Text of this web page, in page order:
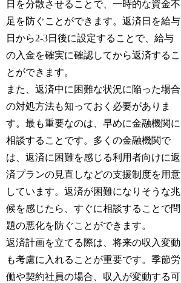
日を分散させることで、一時的な資金不
足を防ぐことができます。返済日を給与
日から2-3日後に設定することで、給与
の入金を確実に確認してから返済するこ
とができます。
また、返済中に困難な状況に陥った場合
の対処方法も知っておく必要がありま
す。最も重要なのは、早めに金融機関に
相談することです。多くの金融機関で
は、返済に困難を感じる利用者向けに返
済プランの見直しなどの支援制度を用意
しています。返済が困難になりそうな兆
候を感じたら、すぐに相談することで問
題の悪化を防ぐことができます。
返済計画を立てる際は、将来の収入変動
も考慮に入れることが重要です。季節労
働や契約社員の場合、収入が変動する可